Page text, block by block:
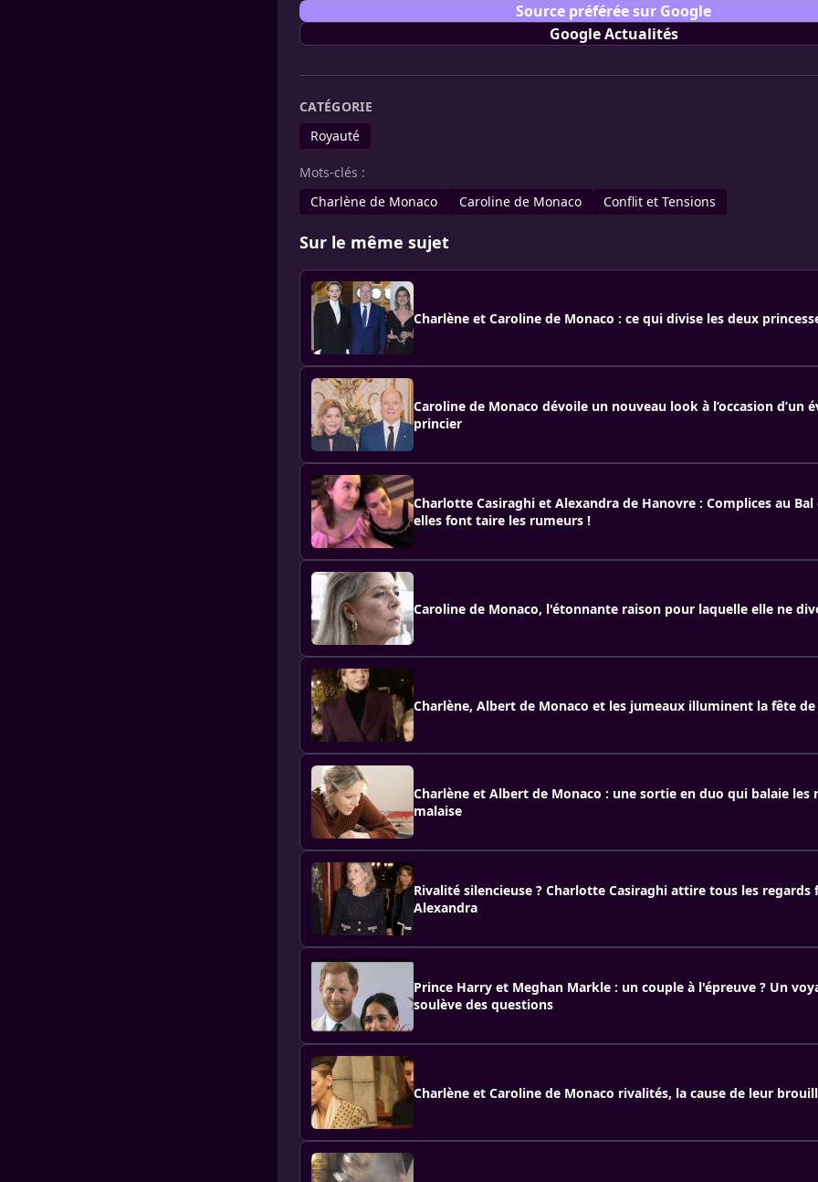
Source préférée sur Google
Google Actualités
CATÉGORIE
Royauté
Mots-clés :
Charlène de Monaco
Caroline de Monaco Conflit et Tensions
Sur le même sujet
Charlène et Caroline de Monaco : ce qui divise les deux
Caroline de Monaco dévoile un nouveau look à l’occasion d’un
princier
Charlotte Casiraghi et Alexandra de Hanovre : Complices au Bal
elles font taire les rumeurs !
Caroline de Monaco, l'étonnante raison pour laquelle elle ne
Charlène, Albert de Monaco et les jumeaux illuminent la fête
Charlène et Albert de Monaco : une sortie en duo qui balaie les
malaise
Rivalité silencieuse ? Charlotte Casiraghi attire tous les regards
Alexandra
Prince Harry et Meghan Markle : un couple à l'épreuve ? Un
soulève des questions
Charlène et Caroline de Monaco rivalités, la cause de leur